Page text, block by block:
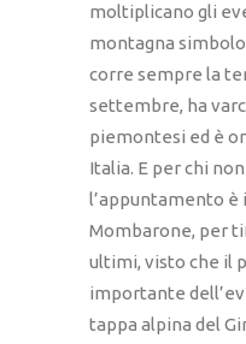
moltiplicano gli
montagna
corre sempre la
settembre, ha
piemontesi ed è
Italia. E per chi
l’appuntamento è
Mombarone, per
ultimi, visto che il
importante
tappa alpina del